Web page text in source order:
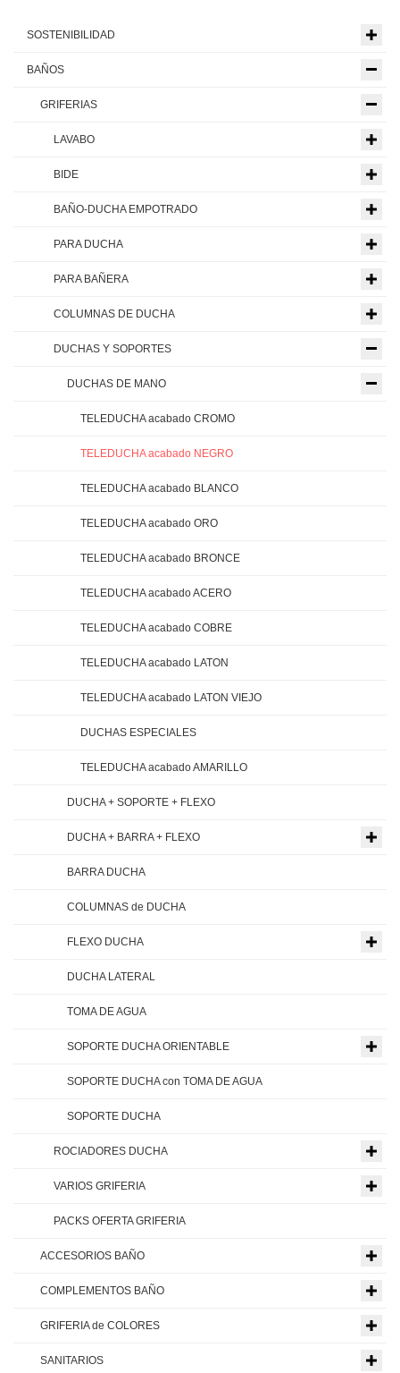
SOSTENIBILIDAD
BAÑOS
GRIFERIAS
LAVABO
BIDE
BAÑO-DUCHA EMPOTRADO
PARA DUCHA
PARA BAÑERA
COLUMNAS DE DUCHA
DUCHAS Y SOPORTES
DUCHAS DE MANO
TELEDUCHA acabado CROMO
TELEDUCHA acabado NEGRO
TELEDUCHA acabado BLANCO
TELEDUCHA acabado ORO
TELEDUCHA acabado BRONCE
TELEDUCHA acabado ACERO
TELEDUCHA acabado COBRE
TELEDUCHA acabado LATON
TELEDUCHA acabado LATON VIEJO
DUCHAS ESPECIALES
TELEDUCHA acabado AMARILLO
DUCHA + SOPORTE + FLEXO
DUCHA + BARRA + FLEXO
BARRA DUCHA
COLUMNAS de DUCHA
FLEXO DUCHA
DUCHA LATERAL
TOMA DE AGUA
SOPORTE DUCHA ORIENTABLE
SOPORTE DUCHA con TOMA DE AGUA
SOPORTE DUCHA
ROCIADORES DUCHA
VARIOS GRIFERIA
PACKS OFERTA GRIFERIA
ACCESORIOS BAÑO
COMPLEMENTOS BAÑO
GRIFERIA de COLORES
SANITARIOS